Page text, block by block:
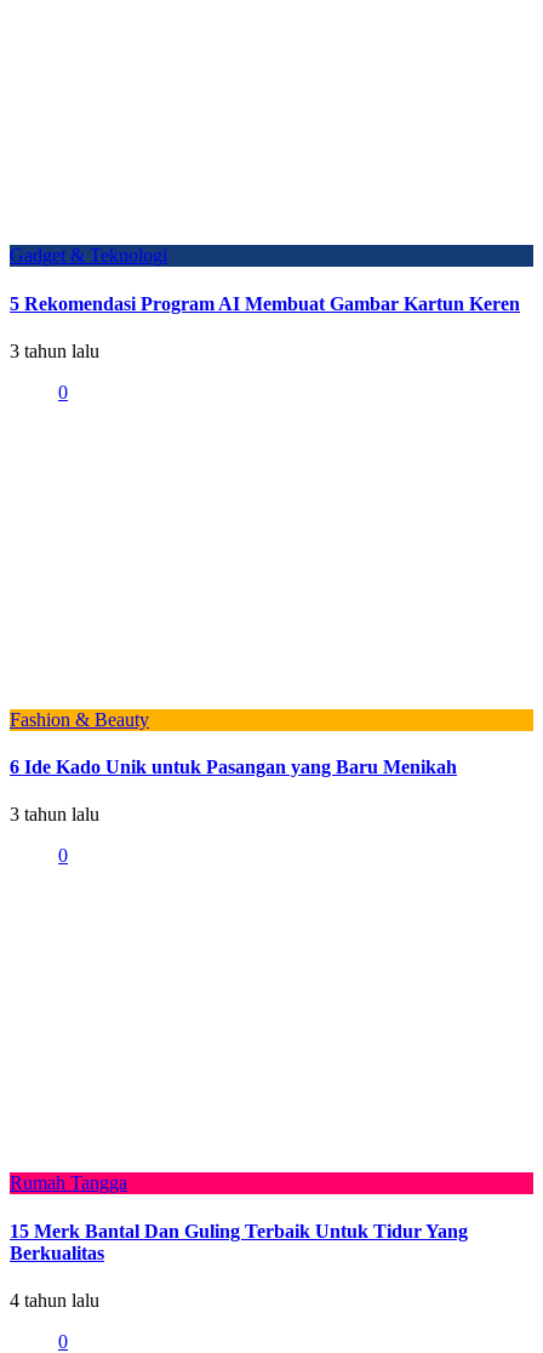
Gadget & Teknologi
5 Rekomendasi Program AI Membuat Gambar Kartun Keren
3 tahun lalu
0
Fashion & Beauty
6 Ide Kado Unik untuk Pasangan yang Baru Menikah
3 tahun lalu
0
Rumah Tangga
15 Merk Bantal Dan Guling Terbaik Untuk Tidur Yang
Berkualitas
4 tahun lalu
0